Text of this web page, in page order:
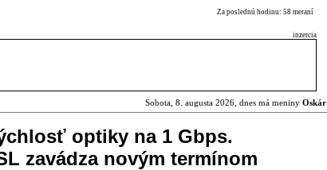
Za poslednú hodinu: 58 meraní
inzercia
Sobota, 8. augusta 2026, dnes má meniny Oskár
optiky na 1 Gbps.
zavádza novým termínom